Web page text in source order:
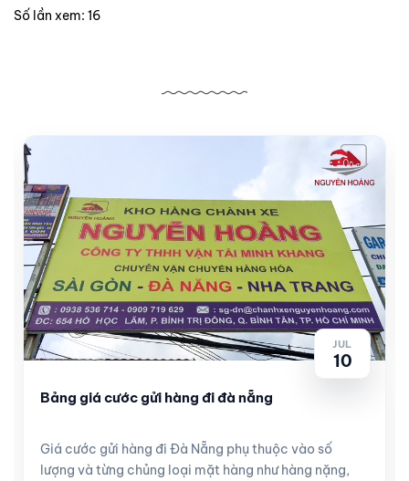
Số lần xem: 16
JUL
10
Bảng giá cước gửi hàng đi đà nẵng
Giá cước gửi hàng đi Đà Nẵng phụ thuộc vào số
lượng và từng chủng loại mặt hàng như hàng nặng,